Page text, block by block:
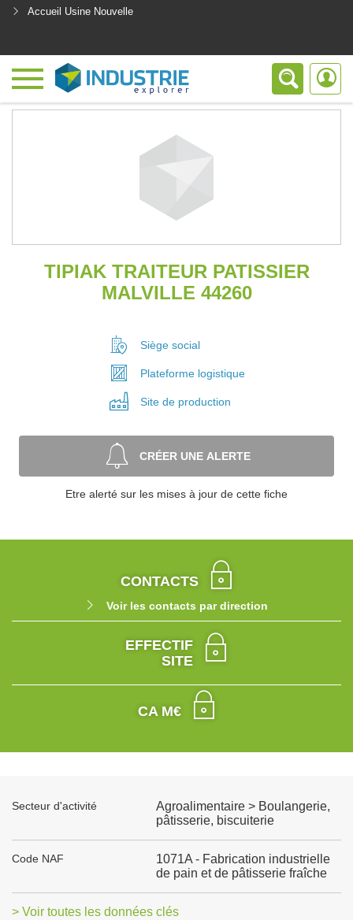
Accueil Usine Nouvelle
TIPIAK TRAITEUR PATISSIER
MALVILLE 44260
Siège social
Plateforme logistique
Site de production
CRÉER UNE ALERTE
Etre alerté sur les mises à jour de cette fiche
CONTACTS
Voir les contacts par direction
EFFECTIF
SITE
CA M€
Secteur d'activité
Agroalimentaire > Boulangerie,
pâtisserie, biscuiterie
Code NAF
1071A - Fabrication industrielle
de pain et de pâtisserie fraîche
> Voir toutes les données clés